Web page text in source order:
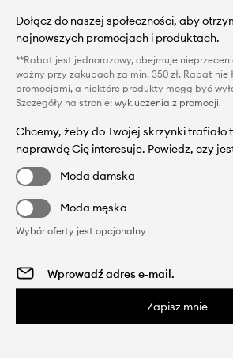
Dołącz do naszej społeczności, aby
najnowszych promocjach i produktach.
**Rabat jest jednorazowy, obejmuje
ważny przy zakupach za min. 350 zł. Rabat nie
promocjami, a niektóre produkty mogą być
Szczegóły na stronie: wykluczenia z promocji.
Chcemy, żeby do Twojej skrzynki trafiało
naprawdę Cię interesuje. Powiedz, czy
Moda damska
Moda męska
Wybór oferty jest opcjonalny
Zapisz mnie